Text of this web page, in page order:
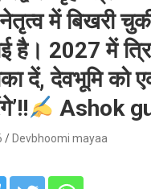
में बिखरी
है। 2027 में
दें, देवभूमि को
Ashok
Devbhoomi mayaa